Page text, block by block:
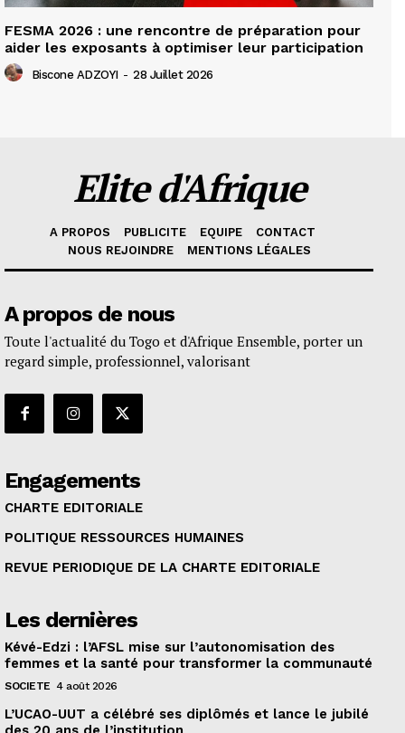
FESMA 2026 : une rencontre de préparation pour
aider les exposants à optimiser leur participation
Biscone ADZOYI - 28 Juillet 2026
Elite d'Afrique
A PROPOS PUBLICITE EQUIPE
CONTACT
NOUS REJOINDRE
MENTIONS LÉGALES
A propos de nous
Toute l'actualité du Togo et d'Afrique Ensemble, porter un
regard simple, professionnel, valorisant
Engagements
CHARTE EDITORIALE
POLITIQUE RESSOURCES HUMAINES
REVUE PERIODIQUE DE LA CHARTE EDITORIALE
Les dernières
Kévé-Edzi : l’AFSL mise sur l’autonomisation des
femmes et la santé pour transformer la communauté
SOCIETE 4 août 2026
L’UCAO-UUT a célébré ses diplômés et lance le jubilé